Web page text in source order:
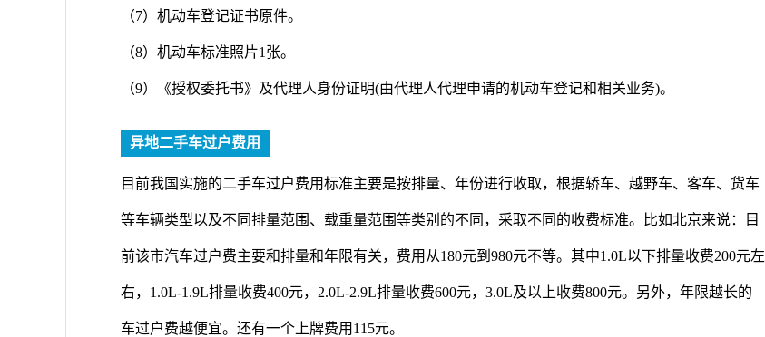
（7）机动车登记证书原件。
（8）机动车标准照片1张。
（9）《授权委托书》及代理人身份证明(由代理人代理申请的机动车登记和相关业务)。
异地二手车过户费用
目前我国实施的二手车过户费用标准主要是按排量、年份进行收取，根据轿车、越野车、客车、货车
等车辆类型以及不同排量范围、载重量范围等类别的不同，采取不同的收费标准。比如北京来说：目
前该市汽车过户费主要和排量和年限有关，费用从180元到980元不等。其中1.0L以下排量收费200元左
右，1.0L-1.9L排量收费400元，2.0L-2.9L排量收费600元，3.0L及以上收费800元。另外，年限越长的
车过户费越便宜。还有一个上牌费用115元。